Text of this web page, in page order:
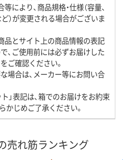
により、商品規格・仕様（容量、
）が変更される場合がございま
品とサイト上の商品情報の表記
、ご使用前には必ずお届けした
ご確認ください。
場合は、メーカー等にお問い合
」表記は、箱でのお届けをお約束
かじめご了承ください。
売れ筋ランキング